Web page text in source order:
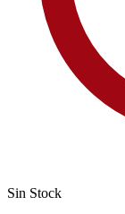
Sin Stock